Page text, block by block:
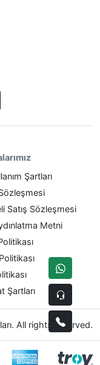
Şartları
Satış Sözleşmesi
Metni
Şartları
All rights reserved.